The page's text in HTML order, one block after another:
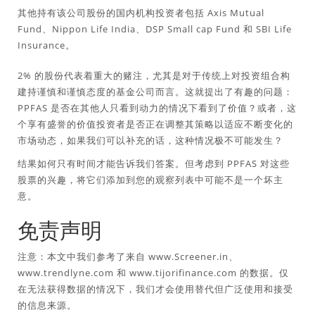
其他持有该公司股份的国内机构投资者包括 Axis Mutual
Fund、Nippon Life India、DSP Small cap Fund 和 SBI Life
Insurance。
2% 的股份代表着重大的赌注，尤其是对于传统上对投资组合构
建持谨慎和谨慎态度的基金公司而言。这就提出了有趣的问题：
PPFAS 是否在其他人只看到动力的情况下看到了价值？或者，这
个享有盛誉的价值投资者是否正在调整其策略以适应不断变化的
市场动态，如果我们可以补充的话，这种情况极不可能发生？
结果如何只有时间才能告诉我们答案。但考虑到 PPFAS 对这些
股票的兴趣，将它们添加到您的观察列表中可能不是一个坏主
意。
免责声明
注意：本文中我们参考了来自 www.Screener.in、
www.trendlyne.com 和 www.tijorifinance.com 的数据。仅
在无法获得数据的情况下，我们才会使用替代但广泛使用和接受
的信息来源。